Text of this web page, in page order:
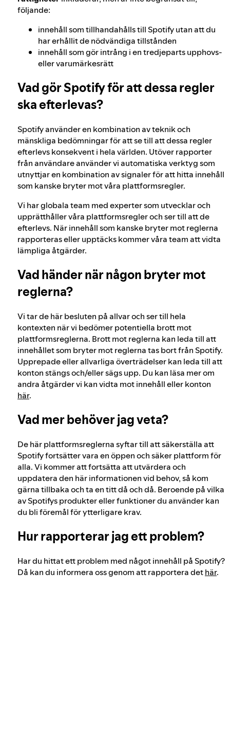
följande:
innehåll som tillhandahålls till Spotify utan att du
har erhållit de nödvändiga tillstånden
innehåll som gör intrång i en tredjeparts upphovs‑
eller varumärkesrätt
Vad gör Spotify för att dessa regler
ska efterlevas?
Spotify använder en kombination av teknik och
mänskliga bedömningar för att se till att dessa regler
efterlevs konsekvent i hela världen. Utöver rapporter
från användare använder vi automatiska verktyg som
utnyttjar en kombination av signaler för att hitta innehåll
som kanske bryter mot våra plattformsregler.
Vi har globala team med experter som utvecklar och
upprätthåller våra plattformsregler och ser till att de
efterlevs. När innehåll som kanske bryter mot reglerna
rapporteras eller upptäcks kommer våra team att vidta
lämpliga åtgärder.
Vad händer när någon bryter mot
reglerna?
Vi tar de här besluten på allvar och ser till hela
kontexten när vi bedömer potentiella brott mot
plattformsreglerna. Brott mot reglerna kan leda till att
innehållet som bryter mot reglerna tas bort från Spotify.
Upprepade eller allvarliga överträdelser kan leda till att
konton stängs och/eller sägs upp. Du kan läsa mer om
andra åtgärder vi kan vidta mot innehåll eller konton
här.
Vad mer behöver jag veta?
De här plattformsreglerna syftar till att säkerställa att
Spotify fortsätter vara en öppen och säker plattform för
alla. Vi kommer att fortsätta att utvärdera och
uppdatera den här informationen vid behov, så kom
gärna tillbaka och ta en titt då och då. Beroende på vilka
av Spotifys produkter eller funktioner du använder kan
du bli föremål för ytterligare krav.
Hur rapporterar jag ett problem?
Har du hittat ett problem med något innehåll på Spotify?
Då kan du informera oss genom att rapportera dethär.